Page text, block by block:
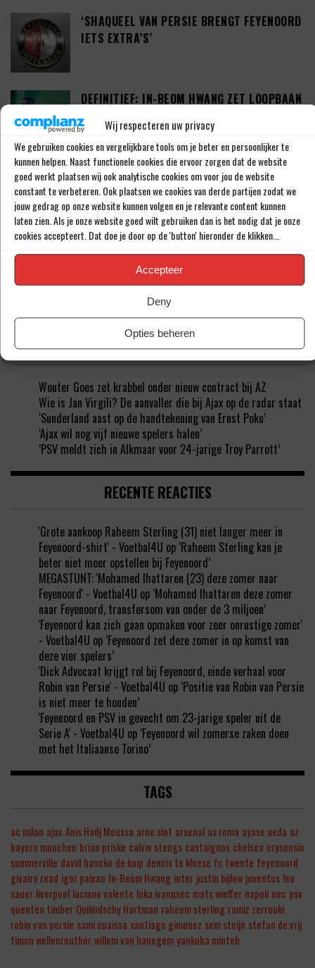
Wij respecteren uw privacy
We gebruiken cookies en vergelijkbare tools om je beter en persoonlijker te
kunnen helpen. Naast functionele cookies die ervoor zorgen dat de website
goed werkt plaatsen wij ook analytische cookies om voor jou de website
constant te verbeteren. Ook plaatsen we cookies van derde partijen zodat we
jouw gedrag op onze website kunnen volgen en je relevante content kunnen
laten zien. Als je onze website goed wilt gebruiken dan is het nodig dat je onze
cookies accepteert. Dat doe je door op de 'button' hieronder de klikken...
Accepteer
Deny
Opties beheren
‘SHAQUEEL VAN PERSIE BRENGT FEYENOORD
IETS EXTRA’S’
DEFINITIEF: IN-BEOM HWANG ZET LOOPBAAN
VOORT BIJ FC PORTO
‘CRYSENSIO SUMMERVILLE DICHT BIJ
AKKOORD MET AS ROMA’
THOMAS BEELEN NA EEN JAAR OP DE WEG
TERUG BIJ FEYENOORD
BINNENLANDS VOETBALNIEUWS
Wouter Goes zet krabbel onder nieuw contract bij AZ
Wie is Jan Virgili? De aanvaller die bij Ajax op de radar staat
‘Sunderland aast op de handtekening van Ernst Poku’
‘Ajax wil nog vijf nieuwe spelers halen’
‘PSV meldt zich in Alkmaar voor 24-jarige Troy Parrott’
RECENTE REACTIES
'Grote aankoop Raheem Sterling (31) niet langer meer in
Feyenoord-shirt' - Voetbal4U op ‘Raheem Sterling kan je
beter niet meer opstellen bij Feyenoord’
MEGASTUNT: 'Mohamed Ihattaren (23) deze zomer naar
Feyenoord' - Voetbal4U op ‘Mohamed Ihattaren deze zomer
naar Feyenoord, transfersom van onder de 3 miljoen’
'Feyenoord kan zich gaan opmaken voor zeer onrustige zomer'
- Voetbal4U op ‘Feyenoord zet deze zomer in op komst van
deze vier spelers’
'Dick Advocaat krijgt rol bij Feyenoord, einde verhaal voor
Robin van Persie' - Voetbal4U op ‘Positie van Robin van Persie
is niet meer te houden’
'Feyenoord en PSV in gevecht om 23-jarige speler uit de
Serie A' - Voetbal4U op ‘Feyenoord wil zomerse zaken doen
met het Italiaanse Torino’
TAGS
ac milan ajax Anis Hadj Moussa arne slot arsenal as roma ayase ueda az
bayern munchen brian priske calvin stengs castaignos chelsea crysensio
summerville david hancko de kuip dennis te kloese fc twente feyenoord
givairo read igor paixao In-Beom Hwang inter justin bijlow juventus leo
sauer liverpool luciano valente luka ivanusec mats wieffer napoli nec psv
quenten timber Quilindschy Hartman raheem sterling ramiz zerrouki
robin van persie sami ouaissa santiago gimenez sem steijn stefan de vrij
timon wellenreutherwillem van hanegemyankuba minteh